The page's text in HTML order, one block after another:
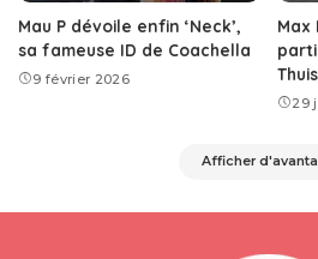
Mau P dévoile enfin ‘Neck’,
sa fameuse ID de Coachella
9 février 2026
Max
29
Afficher